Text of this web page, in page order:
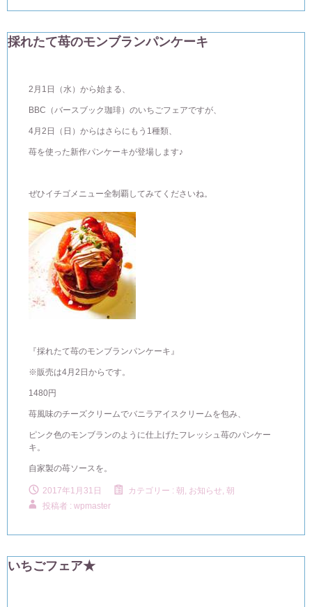
採れたて苺のモンブランパンケーキ
2月1日（水）から始まる、
BBC（バースブック珈琲）のいちごフェアですが、
4月2日（日）からはさらにもう1種類、
苺を使った新作パンケーキが登場します♪
ぜひイチゴメニュー全制覇してみてくださいね。
『採れたて苺のモンブランパンケーキ』
※販売は4月2日からです。
1480円
苺風味のチーズクリームでバニラアイスクリームを包み、
ピンク色のモンブランのように仕上げたフレッシュ苺のパンケー
キ。
自家製の苺ソースを。
2017年1月31日 カテゴリー : 朝, お知らせ, 朝
投稿者 : wpmaster
いちごフェア★